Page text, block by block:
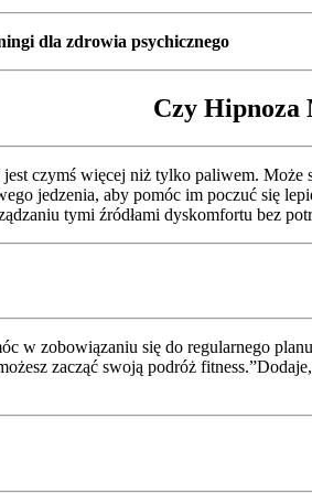
dla zdrowia psychicznego
Czy Hipnoza
czymś więcej niż tylko paliwem. Może
jedzenia, aby pomóc im poczuć się
tymi źródłami dyskomfortu bez
w zobowiązaniu się do regularnego
zacząć swoją podróż